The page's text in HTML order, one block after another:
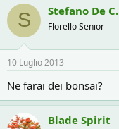
S Stefano De C.
Florello Senior
10 Luglio 2013
Ne farai dei bonsai?
Blade Spirit